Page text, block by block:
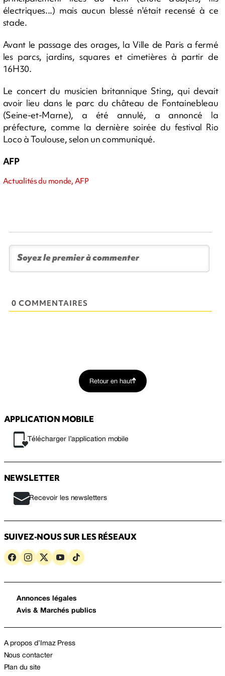
électriques...) mais aucun blessé n'était recensé à ce
stade.
Avant le passage des orages, la Ville de Paris a fermé
les parcs, jardins, squares et cimetières à partir de
16H30.
Le concert du musicien britannique Sting, qui devait
avoir lieu dans le parc du château de Fontainebleau
(Seine-et-Marne), a été annulé, a annoncé la
préfecture, comme la dernière soirée du festival Rio
Loco à Toulouse, selon un communiqué.
AFP
Actualités du monde, AFP
0 COMMENTAIRES
Retour en haut
APPLICATION MOBILE
Télécharger l’application mobile
NEWSLETTER
Recevoir les newsletters
SUIVEZ-NOUS SUR LES RÉSEAUX
Annonces légales
Avis & Marchés publics
A propos d’Imaz Press
Nous contacter
Plan du site